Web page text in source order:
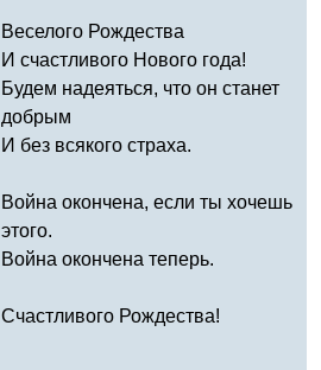
Веселого Рождества
И счастливого Нового года!
Будем надеяться, что он станет
добрым
И без всякого страха.
Война окончена, если ты хочешь
этого.
Война окончена теперь.
Счастливого Рождества!